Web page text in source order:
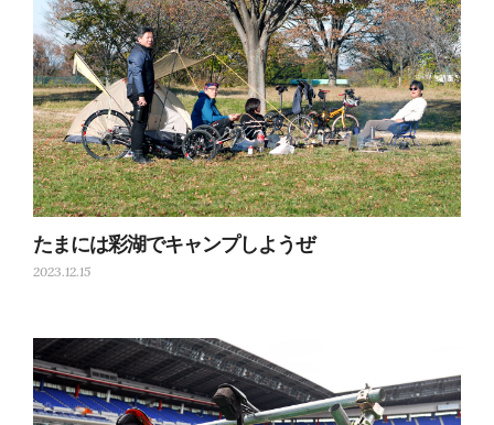
たまには彩湖でキャンプしようぜ
2023.12.15